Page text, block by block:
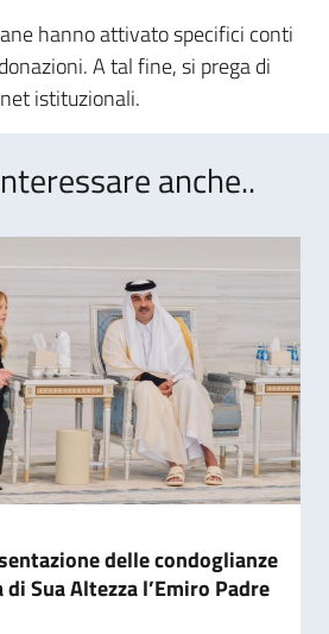
hanno attivato specifici conti
A tal fine, si prega di
istituzionali.
anche..
delle condoglianze
Sua Altezza l’Emiro Padre